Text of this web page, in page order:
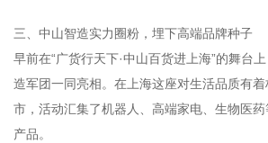
三、中山智造实力圈粉，埋下高端品牌种子
早前在“广货行天下·中山百货进上海”的舞台
造军团一同亮相。在上海这座对生活品质有
市，活动汇集了机器人、高端家电、生物医药
产品。